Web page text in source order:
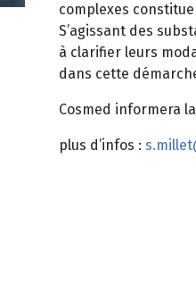
complexes
S’agissant des
à clarifier leurs
dans cette
Cosmed informera
plus d’infos :